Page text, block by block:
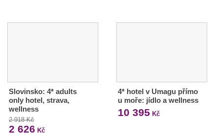
Slovinsko: 4* adults
only hotel, strava,
wellness
2 918 Kč
2 626 Kč
4* hotel v Umagu přímo
u moře: jídlo a wellness
10 395 Kč